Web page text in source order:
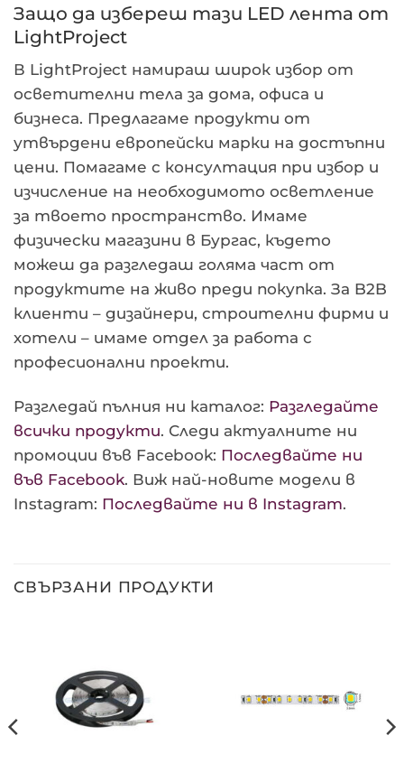
Защо да избереш тази LED лента от
LightProject
В LightProject намираш широк избор от
осветителни тела за дома, офиса и
бизнеса. Предлагаме продукти от
утвърдени европейски марки на достъпни
цени. Помагаме с консултация при избор и
изчисление на необходимото осветление
за твоето пространство. Имаме
физически магазини в Бургас, където
можеш да разгледаш голяма част от
продуктите на живо преди покупка. За B2B
клиенти – дизайнери, строителни фирми и
хотели – имаме отдел за работа с
професионални проекти.
Разгледай пълния ни каталог: Разгледайте
всички продукти. Следи актуалните ни
промоции във Facebook: Последвайте ни
във Facebook. Виж най-новите модели в
Instagram: Последвайте ни в Instagram.
СВЪРЗАНИ ПРОДУКТИ